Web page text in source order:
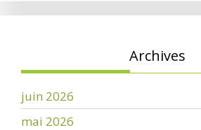
Archives
juin 2026
mai 2026